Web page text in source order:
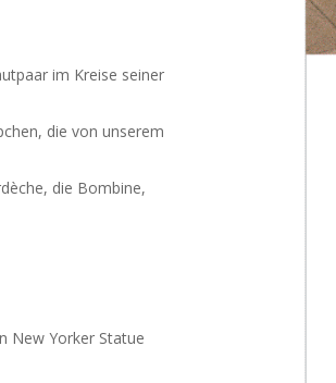
im Kreise seiner
die von unserem
die Bombine,
New Yorker Statue